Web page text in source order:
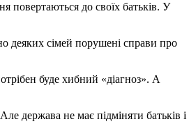
повертаються до своїх батьків. У
деяких сімей порушені справи про
буде хибний «діагноз». А
держава не має підміняти батьків і